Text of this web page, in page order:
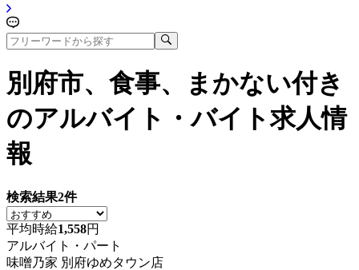
別府市、食事、まかない付き
のアルバイト・バイト求人情
報
検索結果2件
平均時給1,558円
アルバイト・パート
味噌乃家 別府ゆめタウン店